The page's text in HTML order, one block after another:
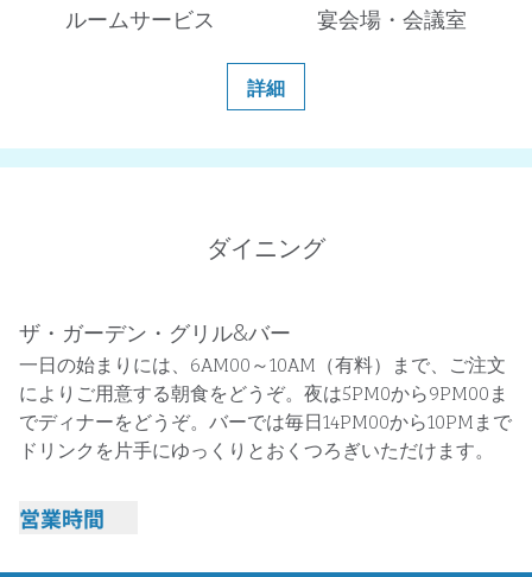
ルームサービス 宴会場・会議室
詳細
ダイニング
ザ・ガーデン・グリル&バー
一日の始まりには、6AM00～10AM（有料）まで、ご注文
によりご用意する朝食をどうぞ。夜は5PM0から9PM00ま
でディナーをどうぞ。バーでは毎日14PM00から10PMまで
ドリンクを片手にゆっくりとおくつろぎいただけます。
営業時間
ザ・ガーデン・グリル&バーの営業時間を表示